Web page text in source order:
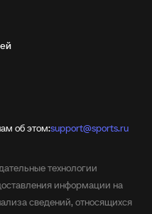
об этом:support@sports.ru
технологии
информации на
сведений, относящихся